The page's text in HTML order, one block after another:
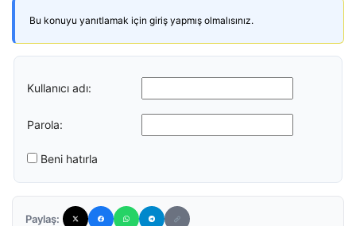
Bu konuyu yanıtlamak için giriş yapmış olmalısınız.
Kullanıcı adı:
Parola:
Beni hatırla
Paylaş: